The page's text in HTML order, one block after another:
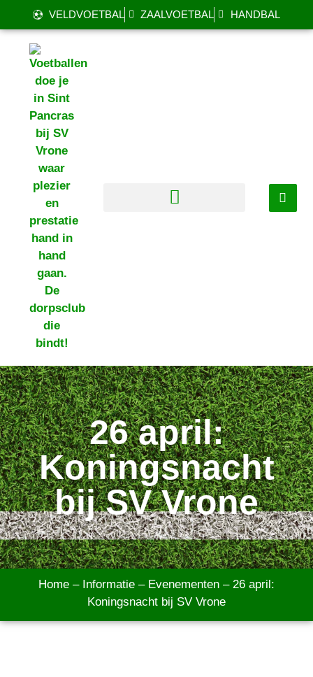
VELDVOETBAL ZAALVOETBAL HANDBAL
26 april:
Koningsnacht
bij SV Vrone
Home – Informatie – Evenementen – 26 april:
Koningsnacht bij SV Vrone